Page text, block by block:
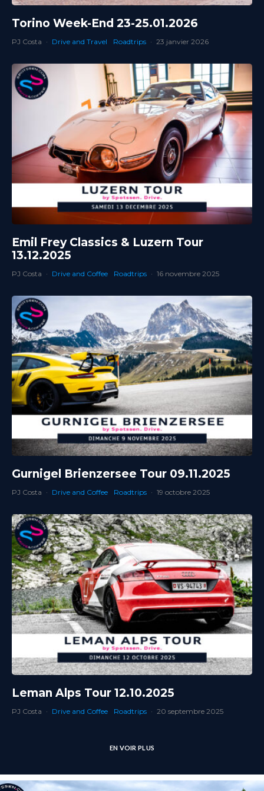
Torino Week-End 23-25.01.2026
PJ Costa · Drive and Travel Roadtrips · 23 janvier 2026
Emil Frey Classics & Luzern Tour
13.12.2025
PJ Costa · Drive and Coffee Roadtrips · 16 novembre 2025
Gurnigel Brienzersee Tour 09.11.2025
PJ Costa · Drive and Coffee Roadtrips · 19 octobre 2025
Leman Alps Tour 12.10.2025
PJ Costa · Drive and Coffee Roadtrips · 20 septembre 2025
EN VOIR PLUS